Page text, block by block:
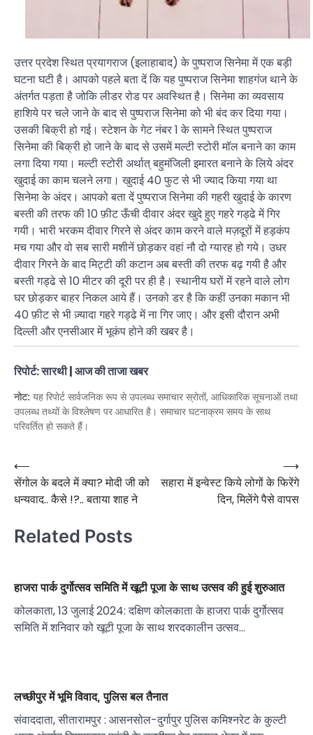
उत्तर प्रदेश स्थित प्रयागराज (इलाहाबाद) के पुष्पराज सिनेमा में एक बड़ी
घटना घटी है। आपको पहले बता दें कि यह पुष्पराज सिनेमा शाहगंज थाने के
अंतर्गत पड़ता है जोकि लीडर रोड पर अवस्थित है। सिनेमा का व्यवसाय
हाशिये पर चले जाने के बाद से पुष्पराज सिनेमा को भी बंद कर दिया गया।
उसकी बिक्री हो गई। स्टेशन के गेट नंबर 1 के सामने स्थित पुष्पराज
सिनेमा की बिक्री हो जाने के बाद से उसमें मल्टी स्टोरी मॉल बनाने का काम
लगा दिया गया। मल्टी स्टोरी अर्थात् बहुमंजिली इमारत बनाने के लिये अंदर
खुदाई का काम चलने लगा। खुदाई 40 फुट से भी ज्याद किया गया था
सिनेमा के अंदर। आपको बता दें पुष्पराज सिनेमा की गहरी खुदाई के कारण
बस्ती की तरफ की 10 फ़ीट ऊँची दीवार अंदर खुदे हुए गहरे गड्ढे में गिर
गयी। भारी भरकम दीवार गिरने से अंदर काम करने वाले मज़दूरों में हड़कंप
मच गया और वो सब सारी मशीनें छोड़कर वहां नौ दो ग्यारह हो गये। उधर
दीवार गिरने के बाद मिट्टी की कटान अब बस्ती की तरफ बढ़ गयी है और
बस्ती गड्ढे से 10 मीटर की दूरी पर ही है। स्थानीय घरों में रहने वाले लोग
घर छोड़कर बाहर निकल आये हैं। उनको डर है कि कहीं उनका मकान भी
40 फ़ीट से भी ज़्यादा गहरे गड्ढे में ना गिर जाए। और इसी दौरान अभी
दिल्ली और एनसीआर में भूकंप होने की खबर है।
रिपोर्ट: सारथी | आज की ताजा खबर
नोट: यह रिपोर्ट सार्वजनिक रूप से उपलब्ध समाचार स्रोतों, आधिकारिक सूचनाओं तथा
उपलब्ध तथ्यों के विश्लेषण पर आधारित है। समाचार घटनाक्रम समय के साथ
परिवर्तित हो सकते हैं।
Post
navigation
⟵
सेंगोल के बदले में क्या? मोदी जी को
धन्यवाद.. कैसे !?.. बताया शाह ने
सहारा में इन्वेस्ट किये लोगों के फिरेंगे
दिन, मिलेंगे पैसे वापस
⟶
Related Posts
हाजरा पार्क दुर्गोत्सव समिति में खूटी पूजा के साथ उत्सव की हुई शुरुआत
कोलकाता, 13 जुलाई 2024: दक्षिण कोलकाता के हाजरा पार्क दुर्गोत्सव
समिति में शनिवार को खूटी पूजा के साथ शरदकालीन उत्सव…
लच्छीपुर में भूमि विवाद, पुलिस बल तैनात
संवाददाता, सीतारामपुर : आसनसोल-दुर्गापुर पुलिस कमिश्नरेट के कुल्टी